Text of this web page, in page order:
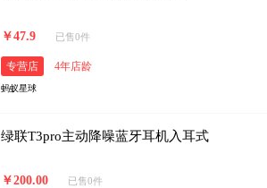
￥47.9 已售0件
专营店 4年店龄
蚂蚁星球
绿联T3pro主动降噪蓝牙耳机入耳式
￥200.00 已售0件